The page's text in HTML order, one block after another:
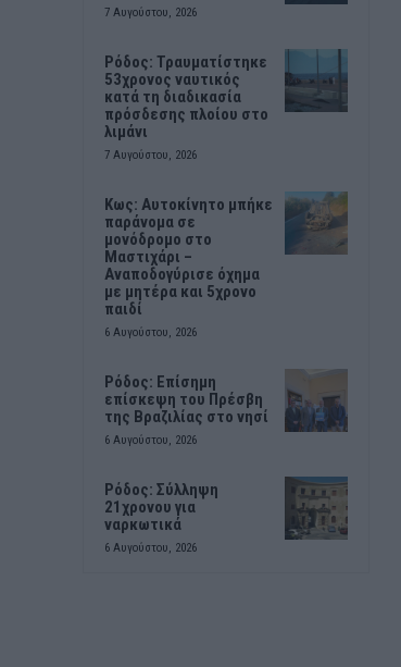
7 Αυγούστου, 2026
Ρόδος: Τραυματίστηκε
53χρονος ναυτικός
κατά τη διαδικασία
πρόσδεσης πλοίου στο
λιμάνι
7 Αυγούστου, 2026
Kως: Αυτοκίνητο μπήκε
παράνομα σε
μονόδρομο στο
Μαστιχάρι –
Αναποδογύρισε όχημα
με μητέρα και 5χρονο
παιδί
6 Αυγούστου, 2026
Ρόδος: Επίσημη
επίσκεψη του Πρέσβη
της Βραζιλίας στο νησί
6 Αυγούστου, 2026
Ρόδος: Σύλληψη
21χρονου για
ναρκωτικά
6 Αυγούστου, 2026